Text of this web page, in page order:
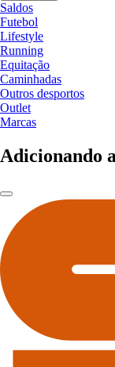
Saldos
Futebol
Lifestyle
Running
Equitação
Caminhadas
Outros desportos
Outlet
Marcas
Adicionando